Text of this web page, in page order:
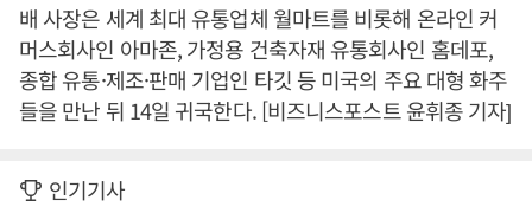
배 사장은 세계 최대 유통업체 월마트를 비롯해 온라인 커
머스회사인 아마존, 가정용 건축자재 유통회사인 홈데포,
종합 유통·제조·판매 기업인 타깃 등 미국의 주요 대형 화주
들을 만난 뒤 14일 귀국한다. [비즈니스포스트 윤휘종 기자]
인기기사